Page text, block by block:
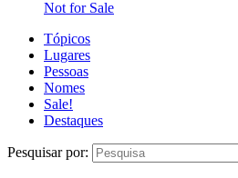
Not for Sale
Tópicos
Lugares
Pessoas
Nomes
Sale!
Destaques
Pesquisar por: